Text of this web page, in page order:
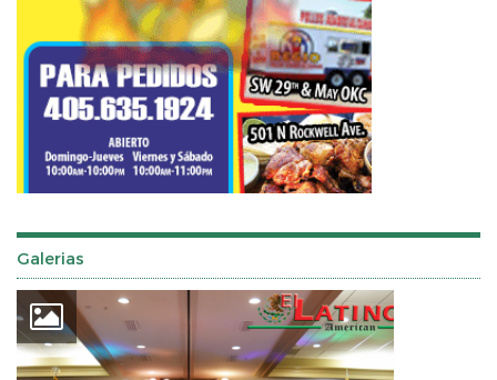
Galerias